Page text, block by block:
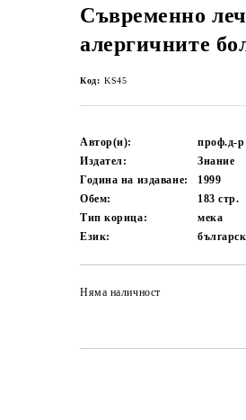
Съвременно
алергичните
Код: KS45
Автор(и):
проф.д-
Издател:
Знание
Година на издаване:
1999
Обем:
183стр.
Тип корица:
мека
Език:
Няма наличност